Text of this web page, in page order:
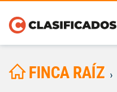
FINCA RAÍZ